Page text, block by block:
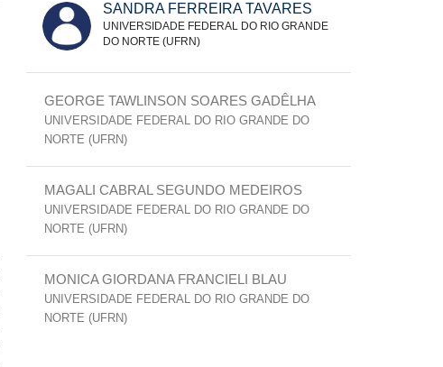
SANDRA FERREIRA TAVARES
UNIVERSIDADE FEDERAL DO RIO GRANDE
DO NORTE (UFRN)
GEORGE TAWLINSON SOARES GADÊLHA
UNIVERSIDADE FEDERAL DO RIO GRANDE DO
NORTE (UFRN)
MAGALI CABRAL SEGUNDO MEDEIROS
UNIVERSIDADE FEDERAL DO RIO GRANDE DO
NORTE (UFRN)
MONICA GIORDANA FRANCIELI BLAU
UNIVERSIDADE FEDERAL DO RIO GRANDE DO
NORTE (UFRN)